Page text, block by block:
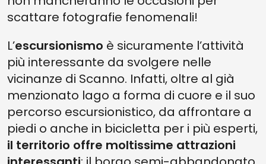
scattare fotografie fenomenali!
L’escursionismo è sicuramente l’attività
più interessante da svolgere nelle
vicinanze di Scanno. Infatti, oltre al già
menzionato lago a forma di cuore e il suo
percorso escursionistico, da affrontare a
piedi o anche in bicicletta per i più esperti,
il territorio offre moltissime attrazioni